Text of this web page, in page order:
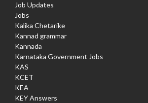
Job Updates
Jobs
Kalika Chetarike
Kannad grammar
Kannada
Karnataka Government Jobs
KAS
KCET
KEA
KEY Answers